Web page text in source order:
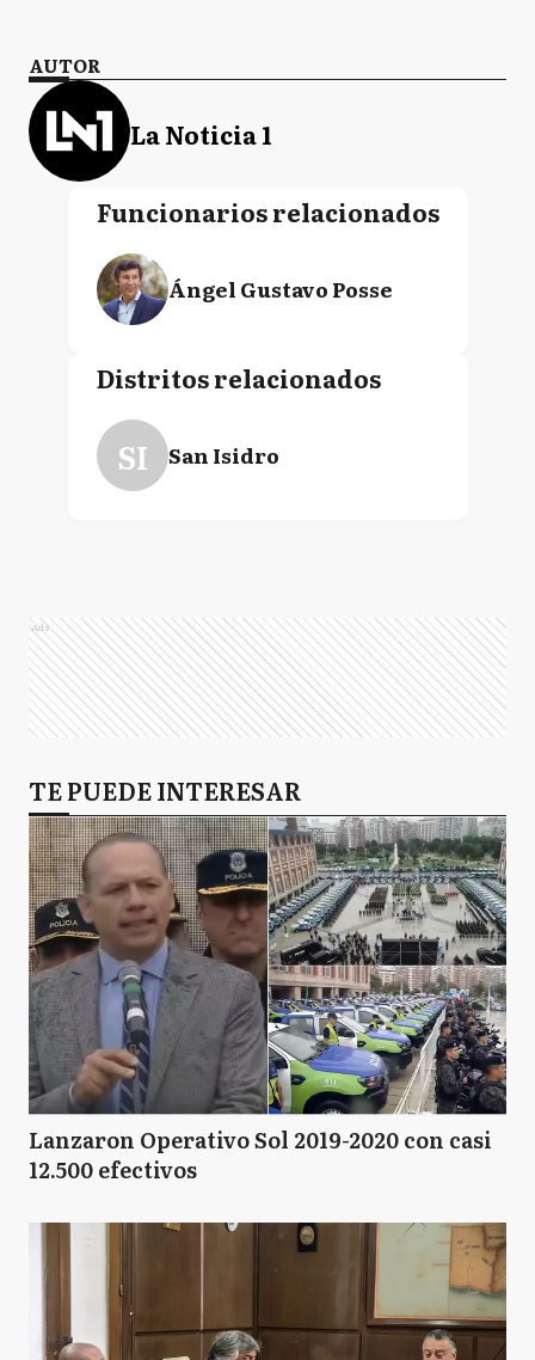
AUTOR
La Noticia 1
Funcionarios relacionados
Ángel Gustavo Posse
Distritos relacionados
SI San Isidro
Ads
TE PUEDE INTERESAR
Lanzaron Operativo Sol 2019-2020 con casi
12.500 efectivos